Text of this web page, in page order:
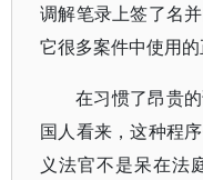
调解笔录上签了名
它很多案件中使用
在习惯了昂贵
国人看来，这种程
义法官不是呆在法